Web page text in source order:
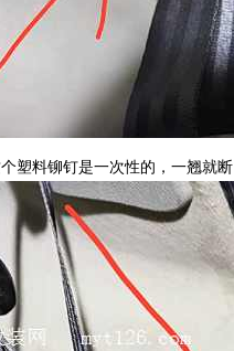
塑料铆钉是一次性的，一翘就断